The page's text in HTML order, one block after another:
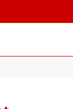
démantèlement